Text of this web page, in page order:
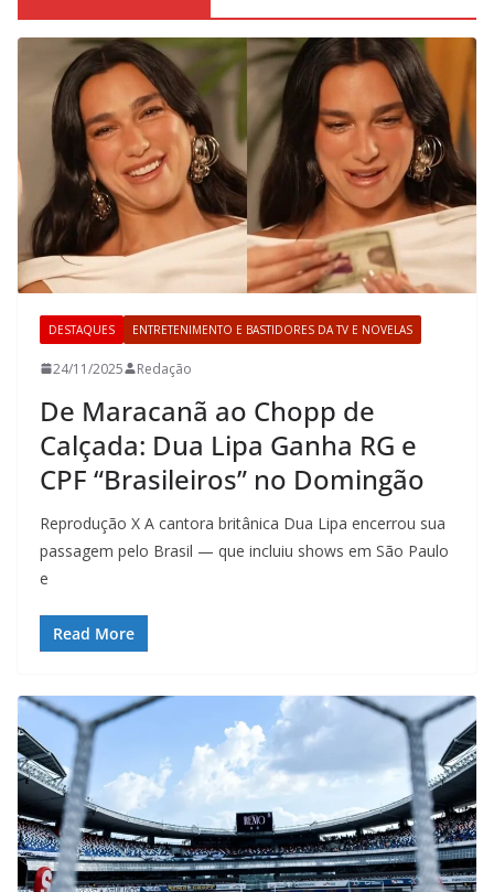
DESTAQUES ENTRETENIMENTO E BASTIDORES DA TV E NOVELAS
24/11/2025 Redação
De Maracanã ao Chopp de
Calçada: Dua Lipa Ganha RG e
CPF “Brasileiros” no Domingão
Reprodução X A cantora britânica Dua Lipa encerrou sua
passagem pelo Brasil — que incluiu shows em São Paulo
e
Read More